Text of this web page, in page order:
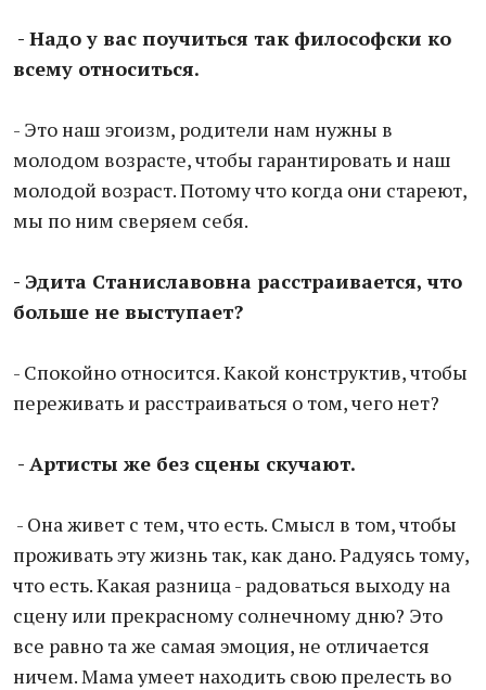
- Надо у вас поучиться так философски ко
всему относиться.
- Это наш эгоизм, родители нам нужны в
молодом возрасте, чтобы гарантировать и наш
молодой возраст. Потому что когда они стареют,
мы по ним сверяем себя.
- Эдита Станиславовна расстраивается, что
больше не выступает?
- Спокойно относится. Какой конструктив, чтобы
переживать и расстраиваться о том, чего нет?
- Артисты же без сцены скучают.
- Она живет с тем, что есть. Смысл в том, чтобы
проживать эту жизнь так, как дано. Радуясь тому,
что есть. Какая разница - радоваться выходу на
сцену или прекрасному солнечному дню? Это
все равно та же самая эмоция, не отличается
ничем. Мама умеет находить свою прелесть во